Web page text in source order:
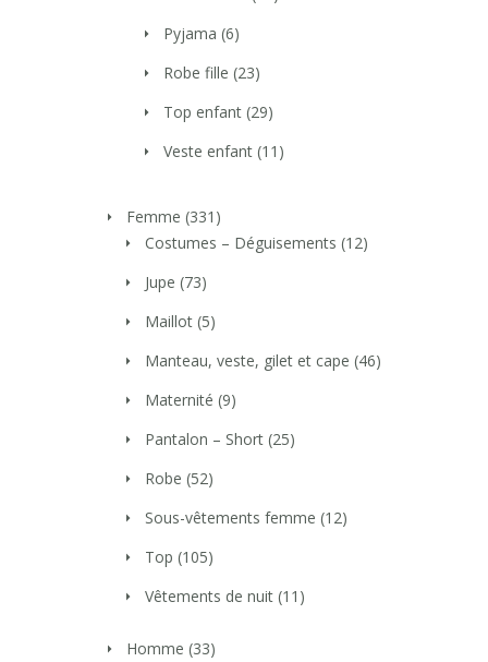
Pyjama (6)
Robe fille (23)
Top enfant (29)
Veste enfant (11)
Femme (331)
Costumes – Déguisements (12)
Jupe (73)
Maillot (5)
Manteau, veste, gilet et cape (46)
Maternité (9)
Pantalon – Short (25)
Robe (52)
Sous-vêtements femme (12)
Top (105)
Vêtements de nuit (11)
Homme (33)